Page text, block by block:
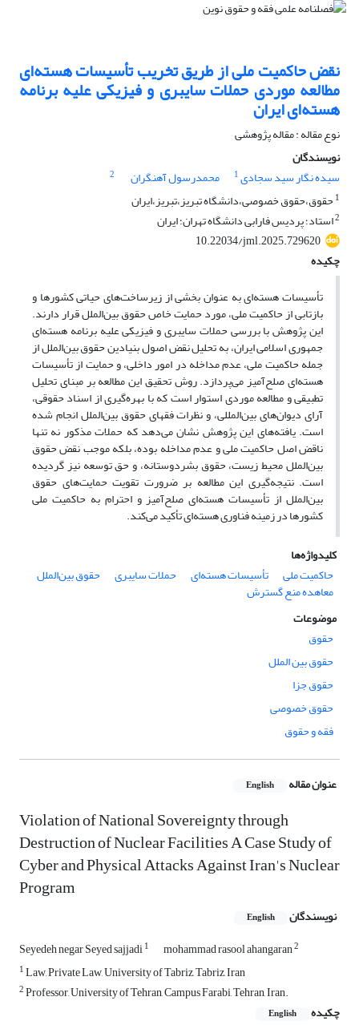
نقض حاکمیت ملی از طریق تخریب تأسیسات هسته‌ای
مطالعه موردی حملات سایبری و فیزیکی علیه برنامه
هسته‌ای ایران
نوع مقاله : مقاله پژوهشی
نویسندگان
سیده نگار سید سجادی1 محمدرسول آهنگران
2
1 حقوق،حقوق خصوصی،دانشگاه تبریز،تبریز،ایران
2استاد؛ پردیس فارابی دانشگاه تهران؛ ایران
10.22034/jml.2025.729620
چکیده
تأسیسات هسته‌ای به عنوان بخشی از زیرساخت‌های حیاتی کشورها و
بازتابی از حاکمیت ملی، مورد حمایت خاص حقوق بین‌الملل قرار دارند.
این پژوهش با بررسی حملات سایبری و فیزیکی علیه برنامه هسته‌ای
جمهوری اسلامی ایران، به تحلیل نقض اصول بنیادین حقوق بین‌الملل از
جمله حاکمیت ملی، عدم مداخله در امور داخلی، و حمایت از تأسیسات
هسته‌ای صلح‌آمیز می‌پردازد. روش تحقیق این مطالعه بر مبنای تحلیل
تطبیقی و مطالعه موردی استوار است که با بهره‌گیری از اسناد حقوقی،
آرای دیوان‌های بین‌المللی، و نظرات فقهای حقوق بین‌الملل انجام شده
است. یافته‌های این پژوهش نشان می‌دهد که حملات مذکور نه تنها
ناقض اصل حاکمیت ملی و عدم مداخله بوده، بلکه موجب نقض حقوق
بین‌الملل محیط زیست، حقوق بشردوستانه، و حق توسعه نیز گردیده
است. نتیجه‌گیری این مطالعه بر ضرورت تقویت حمایت‌های حقوق
بین‌الملل از تأسیسات هسته‌ای صلح‌آمیز و احترام به حاکمیت ملی
کشورها در زمینه فناوری هسته‌ای تأکید می‌کند.
کلیدواژه‌ها
حاکمیت ملی
تأسیسات هسته‌ای حملات سایبری حقوق بین‌الملل
معاهده منع گسترش
موضوعات
حقوق
حقوق بین الملل
حقوق جزا
حقوق خصوصی
فقه و حقوق
عنوان مقاله English
Violation of National Sovereignty through
Destruction of Nuclear Facilities A Case Study of
Cyber and Physical Attacks Against Iran's Nuclear
Program
نویسندگان English
Seyedeh negar Seyed sajjadi1 mohammad rasool ahangaran2
1Law, Private Law, University of Tabriz, Tabriz, Iran
2Professor, University of Tehran, Campus Farabi, Tehran, Iran.
چکیده
English